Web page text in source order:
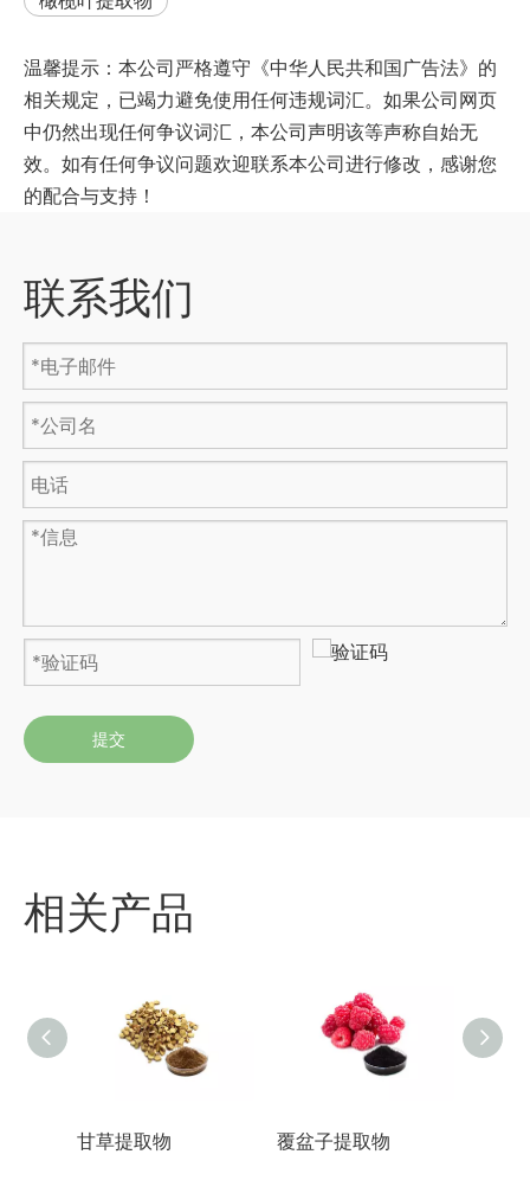
温馨提示：本公司严格遵守《中华人民共和国广告法》的
相关规定，已竭力避免使用任何违规词汇。如果公司网页
中仍然出现任何争议词汇，本公司声明该等声称自始无
效。如有任何争议问题欢迎联系本公司进行修改，感谢您
的配合与支持！
联系我们
提交
相关产品
甘草提取物 覆盆子提取物